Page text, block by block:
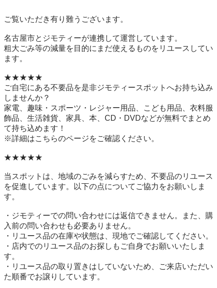
ご覧いただき有り難うございます。
名古屋市とジモティーが連携して運営しています。
粗⼤ごみ等の減量を⽬的にまだ使えるものをリユースしてい
ます。
★★★★★
ご自宅にある不要品を是非ジモティースポットへお持ち込み
しませんか？
家電、趣味・スポーツ・レジャー用品、こども用品、衣料服
飾品、生活雑貨、家具、本、CD・DVDなどが無料でまとめ
て持ち込めます！
※詳細はこちらのページをご確認ください。
★★★★★
当スポットは、地域のごみを減らすため、不要品のリユース
を促進しています。以下の点についてご協力をお願いしま
す。
・ジモティーでの問い合わせには返信できません。また、購
入前の問い合わせも必要ありません。
・リユース品の在庫や状態は、現地でご確認してください。
・店内でのリユース品のお探しもご自身でお願いいたしま
す。
・リユース品の取り置きはしていないため、ご来店いただい
た順番でお譲りしています。